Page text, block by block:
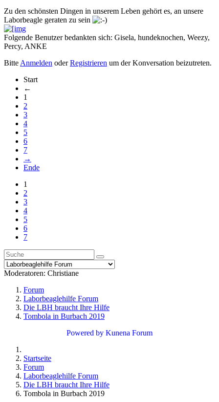
Zu den schönsten Dingen in unserem Leben gehört es, an unsere
Laborbeagle geraten zu sein
Folgende Benutzer bedankten sich: Gisela, hundeknochen, Weezy,
Percy, ANKE
Bitte Anmelden oderRegistrieren um der Konversation beizutreten.
Start
←
1
2
3
4
5
6
7
→
Ende
1
2
3
4
5
6
7
Moderatoren: Christiane
Forum
Laborbeaglehilfe Forum
Die LBH braucht Ihre Hilfe
Tombola in Burbach 2019
Powered by Kunena Forum
Startseite
Forum
Laborbeaglehilfe Forum
Die LBH braucht Ihre Hilfe
Tombola in Burbach 2019